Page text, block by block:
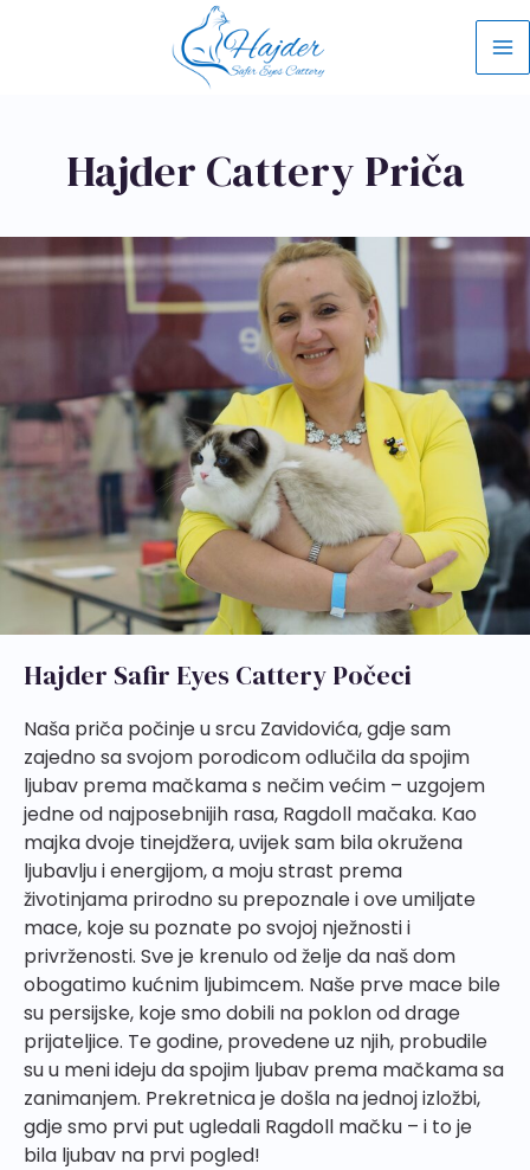
Hajder Cattery Priča
Hajder Safir Eyes Cattery Počeci
Naša priča počinje u srcu Zavidovića, gdje sam
zajedno sa svojom porodicom odlučila da spojim
ljubav prema mačkama s nečim većim – uzgojem
jedne od najposebnijih rasa, Ragdoll mačaka. Kao
majka dvoje tinejdžera, uvijek sam bila okružena
ljubavlju i energijom, a moju strast prema
životinjama prirodno su prepoznale i ove umiljate
mace, koje su poznate po svojoj nježnosti i
privrženosti. Sve je krenulo od želje da naš dom
obogatimo kućnim ljubimcem. Naše prve mace bile
su persijske, koje smo dobili na poklon od drage
prijateljice. Te godine, provedene uz njih, probudile
su u meni ideju da spojim ljubav prema mačkama sa
zanimanjem. Prekretnica je došla na jednoj izložbi,
gdje smo prvi put ugledali Ragdoll mačku – i to je
bila ljubav na prvi pogled!